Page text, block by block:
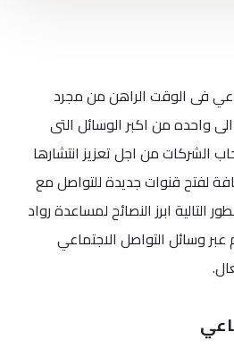
فى الوقت الراهن من مجرد
واحده من اكبر الوسائل التى
الشركات من اجل تعزيز انتشارها
لفتح قنوات جديدة للتواصل مع
التالية ابرز النصائح لمساعدة رواد
وسائل التواصل الاجتماعي